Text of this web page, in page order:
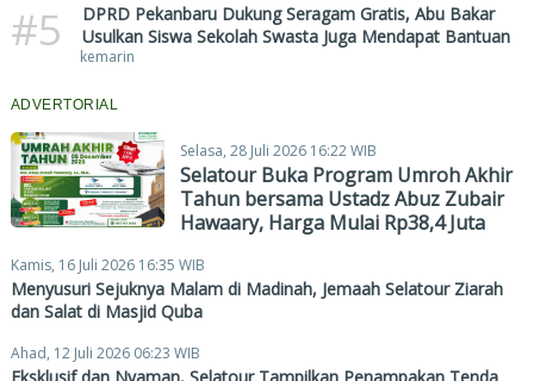
#5
DPRD Pekanbaru Dukung Seragam Gratis, Abu Bakar
Usulkan Siswa Sekolah Swasta Juga Mendapat Bantuan
kemarin
ADVERTORIAL
Selasa, 28 Juli 2026 16:22 WIB
Selatour Buka Program Umroh Akhir
Tahun bersama Ustadz Abuz Zubair
Hawaary, Harga Mulai Rp38,4 Juta
Kamis, 16 Juli 2026 16:35 WIB
Menyusuri Sejuknya Malam di Madinah, Jemaah Selatour Ziarah
dan Salat di Masjid Quba
Ahad, 12 Juli 2026 06:23 WIB